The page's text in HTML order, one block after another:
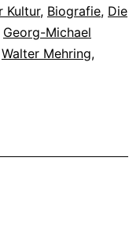
Kultur, Biografie, Die
Georg-Michael
Walter Mehring,